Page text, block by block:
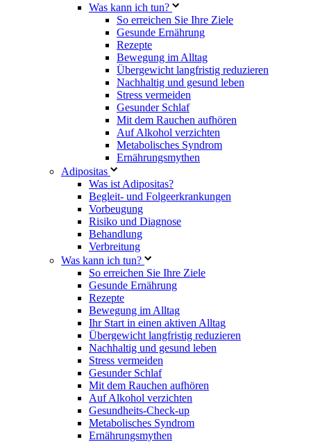
Was kann ich tun?
So erreichen Sie Ihre Ziele
Gesunde Ernährung
Rezepte
Bewegung im Alltag
Übergewicht langfristig reduzieren
Nachhaltig und gesund leben
Stress vermeiden
Gesunder Schlaf
Mit dem Rauchen aufhören
Auf Alkohol verzichten
Metabolisches Syndrom
Ernährungsmythen
Adipositas
Was ist Adipositas?
Begleit- und Folgeerkrankungen
Vorbeugung
Risiko und Diagnose
Behandlung
Verbreitung
Was kann ich tun?
So erreichen Sie Ihre Ziele
Gesunde Ernährung
Rezepte
Bewegung im Alltag
Ihr Start in einen aktiven Alltag
Übergewicht langfristig reduzieren
Nachhaltig und gesund leben
Stress vermeiden
Gesunder Schlaf
Mit dem Rauchen aufhören
Auf Alkohol verzichten
Gesundheits-Check-up
Metabolisches Syndrom
Ernährungsmythen